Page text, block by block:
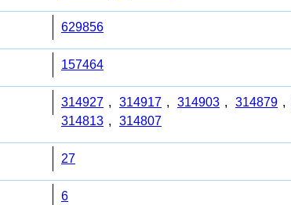
629856
157464
314927 , 314917 , 314903 , 314879 ,
314813 , 314807
27
6